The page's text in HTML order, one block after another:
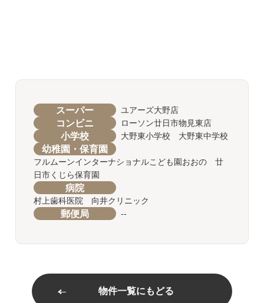
スーパー ユアーズ大野店
コンビニ ローソン廿日市物見東店
小学校 大野東小学校 大野東中学校
幼稚園・保育園
フルムーンインターナショナルこども園おおの 廿
日市くじら保育園
病院
村上歯科医院 向井クリニック
郵便局 --
物件一覧にもどる